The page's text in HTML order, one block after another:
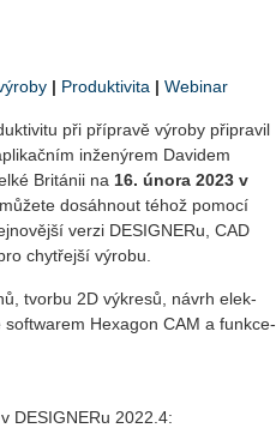
| Produktivita | Webinar
při pří­pra­vě vý­ro­by při­pra­vil
in­že­ný­rem Da­vi­dem
Bri­tá­nii na 16. února 2023 v
do­sáh­nout téhož po­mo­cí
verzi DE­SIGNE­Ru, CAD
chytřej­ší vý­ro­bu.
tvor­bu 2D vý­kre­sů, návrh elek­
He­xa­gon CAM a funk­ce­
DE­SIGNE­Ru 2022.4: